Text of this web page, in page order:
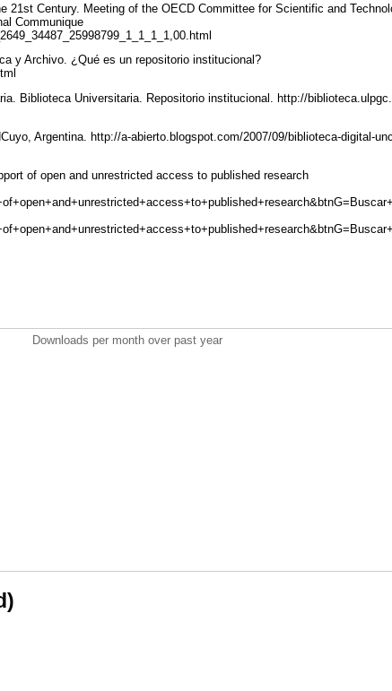
21st Century. Meeting of the OECD Committee for Scientific and
Communique
y Archivo. ¿Qué es un repositorio institucional?
Biblioteca Universitaria. Repositorio institucional. http://
Argentina. http://a-abierto.blogspot.com/2007/09/biblioteca-digital-
of open and unrestricted access to published research
Downloads per month over past year